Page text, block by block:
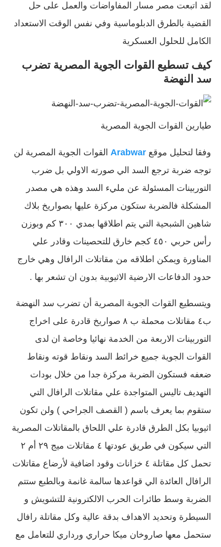
لقد اتبعت مصر مسار المفاواضات والعمل على حل
القضية بالطرق الدبلوماسية وفي نفس الوقت الاستعداد
الكامل للحلول العسكرية
كيف تسطيع القوات الجوية المصرية تضرب
سد النهضة
طيارين القوات الجوية المصرية
وفقا لتحليل موقع Arabwar القوات الجوية المصرية لن
توجه ضربة ترجع السد الي صورته الاولي بل ضرب
التوربينات المسئولة عن مليء السد وهذه هي مصدر
المشكلة فالضربة ستكون مركزة عليها بصواريخ بلاك
شاهين الشبحية التي يتم اطلاقها بمدي ٣٠٠ كم وبوزن
رأس حربي ٤٥٠ كجم خارق للتحصينات وقادر علي
المناورة ويمكن اطلاقه من مقاتلات الرافال وهي خارج
حدود الدفاعات الارضية الاثيوبية بدون ان تشعر بها .
ويتسطيع القوات الجوية المصرية أن تضرب سد النهضة
ب٤ مقاتلات محملة ب ٨ صواريخ قادرة على اخراج
التوربينات الاربعة من الخدمة نهائيا وخاصة ان لدى
القوات الجوية جميع خرائط السد ونقاط قوته ونقاط
ضعفه فستكون الضربة مركزة جدا من خلال بودات
التهديف تاليس المتواجدة علي مقاتلات الرافال التي
ستقوم بما يعرف باسم ( القصف الجراحي ) ولن تكون
اثيوبيا بكل الطرق قادرة علي اللحاق بالمقاتلات المصرية
التي سيكون في طريق عودتها ٤ مقاتلات ميج ٢٩ أم ٢
تحمل كل مقاتلة ٤ خزانات وقود اضافية لأرضاع مقاتلات
الرافال العائدة الي قواعدها سالمة غانمة وبالطبع ستتم
الضربة وسط طائرات الحرب الالكترونية للتشويش و
السيطرة وتحديد الاهداف بدقة عالية وكل مقاتلة رافال
ستحمل معها صاروخان ميكا حراري ورداري للتعامل مع